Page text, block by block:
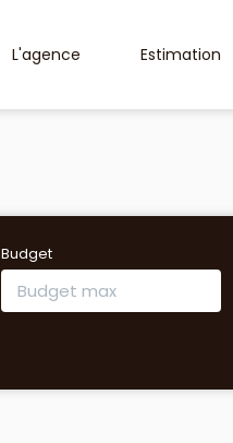
L'agence Estimation
Budget